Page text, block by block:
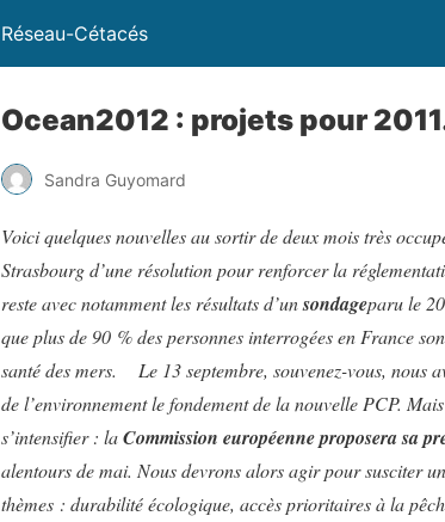
Réseau-Cétacés
Ocean2012 : projets pour
Sandra Guyomard
Voici quelques nouvelles au sortir de deux mois très
Strasbourg d’une résolution pour renforcer la
reste avec notamment les résultats d’unsondageparu le
que plus de 90 % des personnes interrogées en France
santé des mers.
Le 13 septembre, souvenez-vous,
de l’environnement le fondement de la nouvelle PCP.
s’intensifier : laCommission européenne proposera sa
alentours de mai. Nous devrons alors agir pour susciter
thèmes : durabilité écologique, accès prioritaires à la